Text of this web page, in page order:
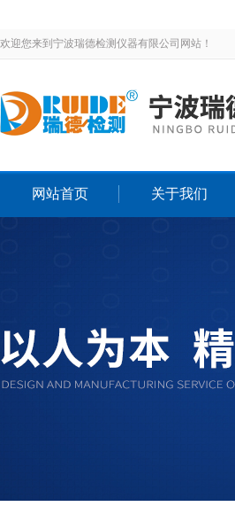
欢迎您来到宁波瑞德检测仪器有限公司网站！
网站首页 关于我们